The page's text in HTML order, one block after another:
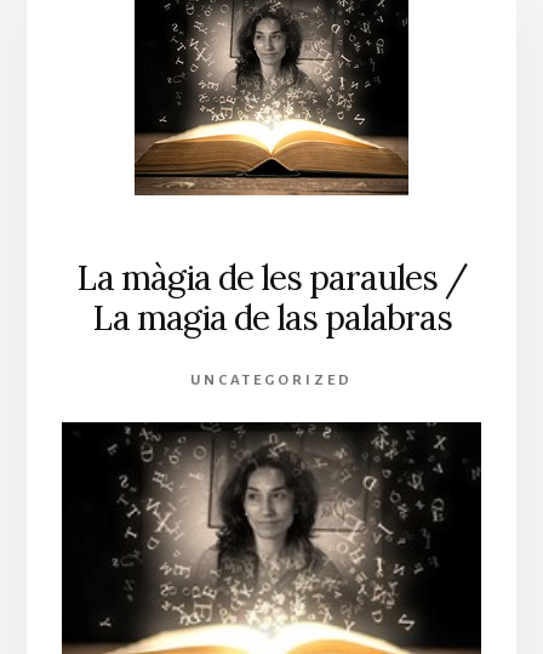
La màgia de les paraules /
La magia de las palabras
UNCATEGORIZED